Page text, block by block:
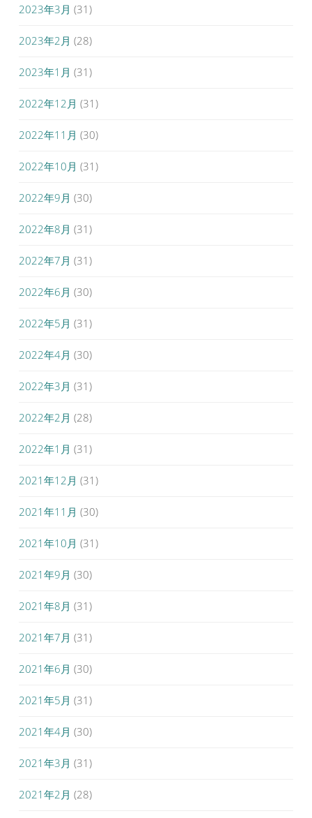
2023年3月 (31)
2023年2月 (28)
2023年1月 (31)
2022年12月 (31)
2022年11月 (30)
2022年10月 (31)
2022年9月 (30)
2022年8月 (31)
2022年7月 (31)
2022年6月 (30)
2022年5月 (31)
2022年4月 (30)
2022年3月 (31)
2022年2月 (28)
2022年1月 (31)
2021年12月 (31)
2021年11月 (30)
2021年10月 (31)
2021年9月 (30)
2021年8月 (31)
2021年7月 (31)
2021年6月 (30)
2021年5月 (31)
2021年4月 (30)
2021年3月 (31)
2021年2月 (28)